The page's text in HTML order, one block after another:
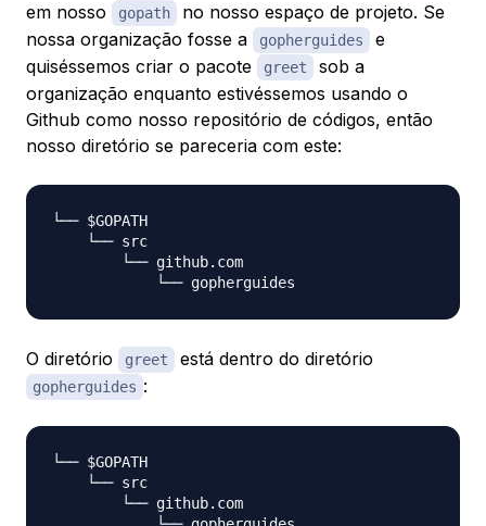
em nosso gopath
no nosso espaço de projeto. Se
nossa organização fosse a
gopherguides
e
quiséssemos criar o pacote
greet
sob a
organização enquanto estivéssemos usando o
Github como nosso repositório de códigos, então
nosso diretório se pareceria com este:
└── $GOPATH
    └── src
        └── github.com
O diretório greet está dentro do diretório
gopherguides :
└── $GOPATH
    └── src
        └── github.com